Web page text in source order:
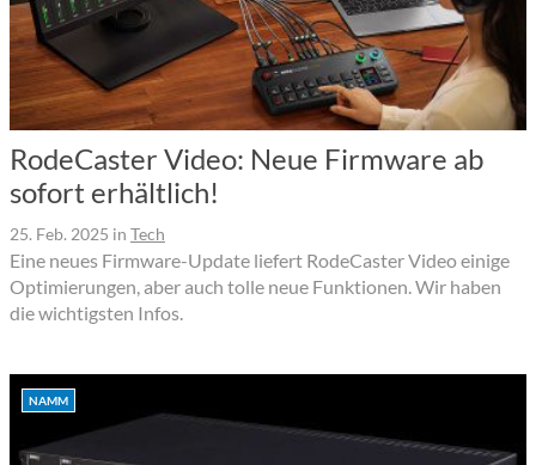
RodeCaster Video: Neue Firmware ab
sofort erhältlich!
25. Feb. 2025 in Tech
Eine neues Firmware-Update liefert RodeCaster Video einige
Optimierungen, aber auch tolle neue Funktionen. Wir haben
die wichtigsten Infos.
NAMM